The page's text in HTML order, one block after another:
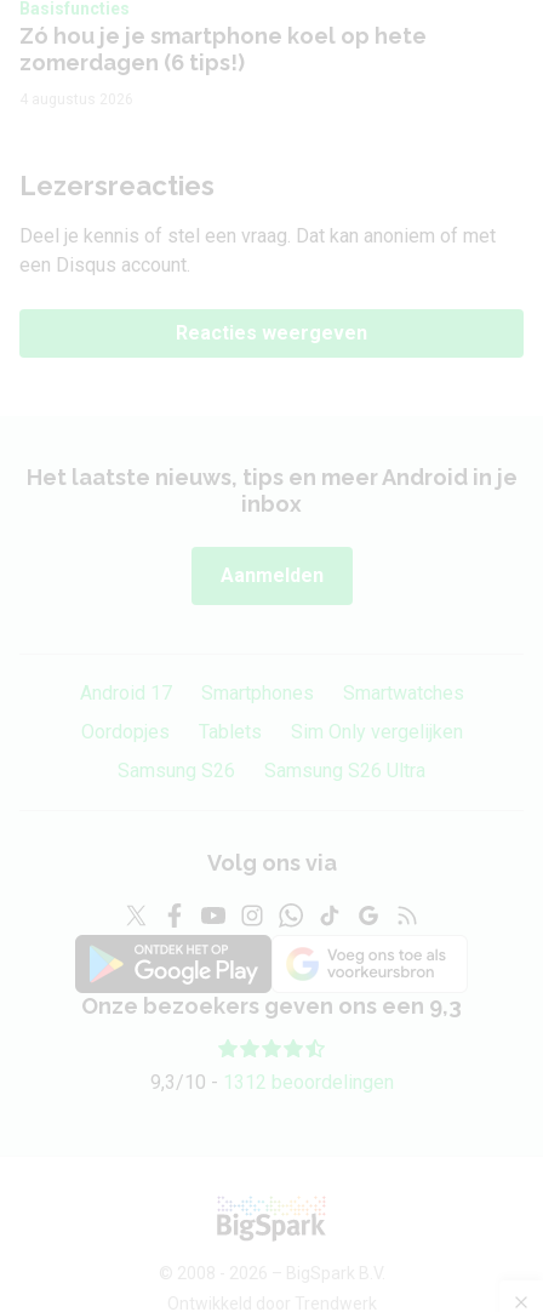
Basisfuncties
Zó hou je je smartphone koel op hete
zomerdagen (6 tips!)
Lezersreacties
Deel je kennis of stel een vraag. Dat kan anoniem of met
een Disqus account.
Reacties weergeven
Het laatste nieuws, tips en meer Android in je
inbox
Aanmelden
Android 17 Smartphones
Smartwatches
Oordopjes
Tablets
Sim Only vergelijken
Samsung S26
Samsung S26 Ultra
Volg ons via
Onze bezoekers geven ons een 9,3
9,3/10 - 1312 beoordelingen